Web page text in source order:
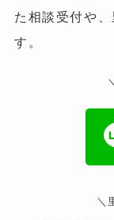
た相談受付や
す。
＼